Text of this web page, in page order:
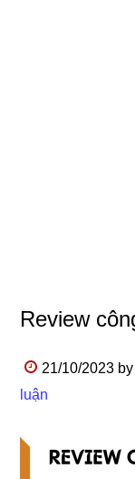
Review
21/10/2023 by
luận